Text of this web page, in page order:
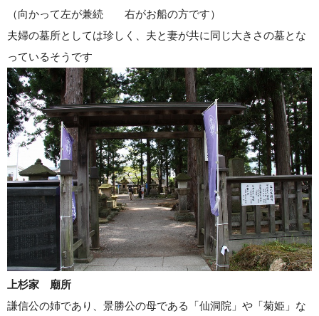
（向かって左が兼続 右がお船の方です）
夫婦の墓所としては珍しく、夫と妻が共に同じ大きさの墓とな
っているそうです
上杉家 廟所
謙信公の姉であり、景勝公の母である「仙洞院」や「菊姫」な